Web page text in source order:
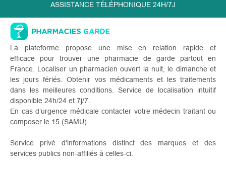
ASSISTANCE TÉLÉPHONIQUE 24H/7J
La plateforme propose une mise en relation rapide et
efficace pour trouver une pharmacie de garde partout en
France. Localiser un pharmacien ouvert la nuit, le dimanche et
les jours fériés. Obtenir vos médicaments et les traitements
dans les meilleures conditions. Service de localisation intuitif
disponible 24h/24 et 7j/7.
En cas d’urgence médicale contacter votre médecin traitant ou
composer le 15 (SAMU).
Service privé d'informations distinct des marques et des
services publics non-affiliés à celles-ci.